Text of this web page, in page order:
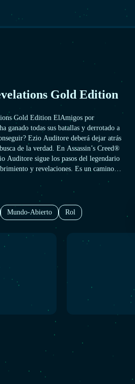
Gold Edition
Gold Edition ElAmigos por
ganado todas sus batallas y derrotado a
Ezio Auditore deberá dejar atrás
de la verdad. En Assassin’s Creed®
Auditore sigue los pasos del legendario
y revelaciones. Es un camino
el corazón del Imperio
más grande de templarios amenaza con
Mundo-Abierto Rol